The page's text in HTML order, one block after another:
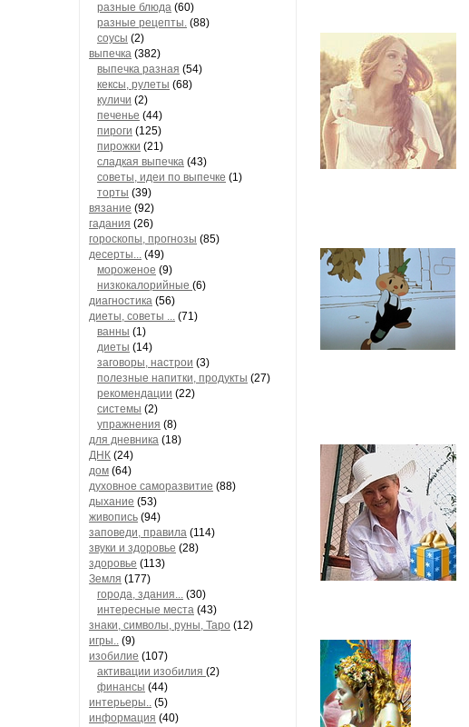
разные блюда (60)
разные рецепты. (88)
соусы (2)
выпечка (382)
выпечка разная (54)
кексы, рулеты (68)
куличи (2)
печенье (44)
пироги (125)
пирожки (21)
сладкая выпечка (43)
советы, идеи по выпечке (1)
торты (39)
вязание (92)
гадания (26)
гороскопы, прогнозы (85)
десерты... (49)
мороженое (9)
низкокалорийные (6)
диагностика (56)
диеты, советы ... (71)
ванны (1)
диеты (14)
заговоры, настрои (3)
полезные напитки, продукты (27)
рекомендации (22)
системы (2)
упражнения (8)
для дневника (18)
ДНК (24)
дом (64)
духовное саморазвитие (88)
дыхание (53)
живопись (94)
заповеди, правила (114)
звуки и здоровье (28)
здоровье (113)
Земля (177)
города, здания... (30)
интересные места (43)
знаки, символы, руны, Таро (12)
игры.. (9)
изобилие (107)
активации изобилия (2)
финансы (44)
интерьеры.. (5)
информация (40)